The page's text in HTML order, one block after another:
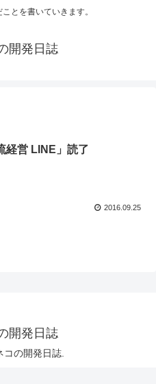
とを書いていきます。
開発日誌
経営 LINE」読了
2016.09.25
開発日誌
の開発日誌.